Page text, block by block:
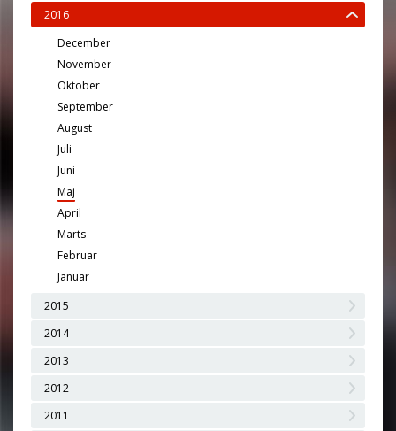
2016
December
November
Oktober
September
August
Juli
Juni
Maj
April
Marts
Februar
Januar
2015
2014
2013
2012
2011